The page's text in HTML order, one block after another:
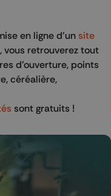
en ligne d’un site
vous retrouverez tout
d’ouverture, points
céréalière,
sont gratuits !